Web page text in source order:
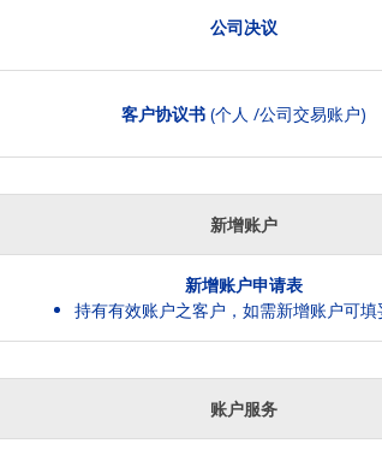
公司决议
客户协议书 (个人 /公司交易账户)
新增账户
新增账户申请表
持有有效账户之客户，如需新增账户可填
账户服务